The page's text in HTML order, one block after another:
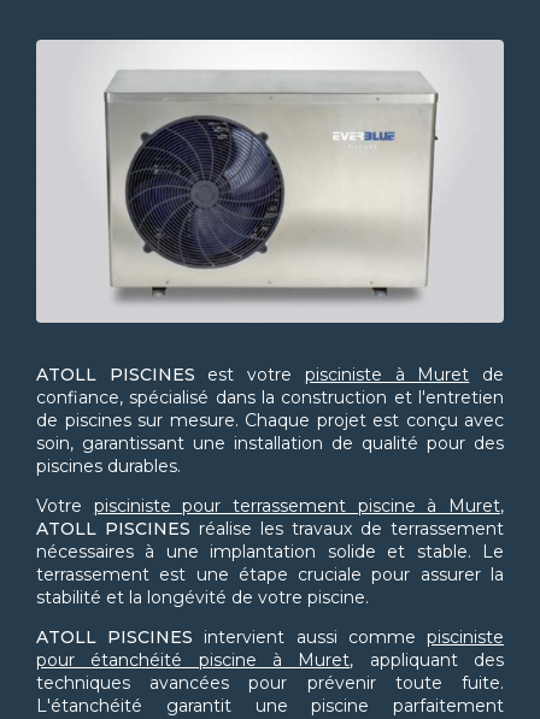
ATOLL PISCINES est votre pisciniste à Muret de
confiance, spécialisé dans la construction et l'entretien
de piscines sur mesure. Chaque projet est conçu avec
soin, garantissant une installation de qualité pour des
piscines durables.
Votre pisciniste pour terrassement piscine à Muret,
ATOLL PISCINES réalise les travaux de terrassement
nécessaires à une implantation solide et stable. Le
terrassement est une étape cruciale pour assurer la
stabilité et la longévité de votre piscine.
ATOLL PISCINES intervient aussi commepisciniste
pour étanchéité piscine à Muret, appliquant des
techniques avancées pour prévenir toute fuite.
L'étanchéité garantit une piscine parfaitement